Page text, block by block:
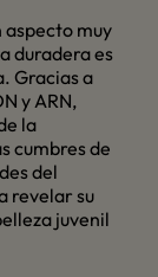
aspecto muy
duradera es
Gracias a
y ARN,
la
cumbres de
del
revelar su
juvenil